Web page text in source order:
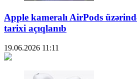
Apple kameralı AirPods
tarixi açıqlanıb
19.06.2026 11:11